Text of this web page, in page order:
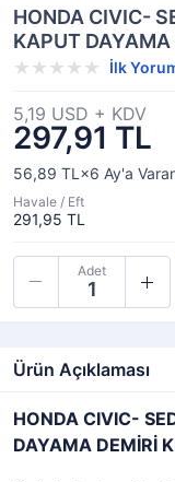
HONDA CIVIC-
KAPUT DAYAMA
İlk
297,91 TL
5,19 USD + KDV
56,89 TL×6 Ay'a
Havale / Eft
291,95 TL
Adet
Ürün Açıklaması
HONDA CIVIC-
DAYAMA DEMİRİ